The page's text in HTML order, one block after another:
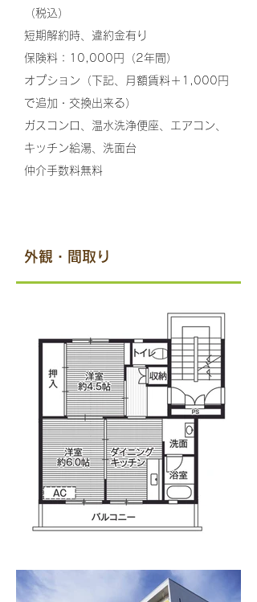
（税込）
短期解約時、違約金有り
保険料：10,000円（2年間）
オプション（下記、月額賃料＋1,000円
で追加・交換出来る）
ガスコンロ、温水洗浄便座、エアコン、
キッチン給湯、洗面台
仲介手数料無料
​外観・間取り